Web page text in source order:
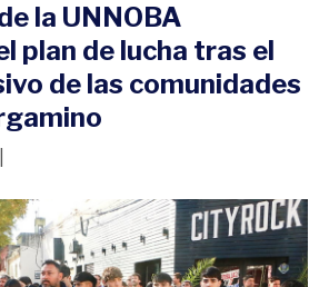
la UNNOBA
plan de lucha tras el
de las comunidades